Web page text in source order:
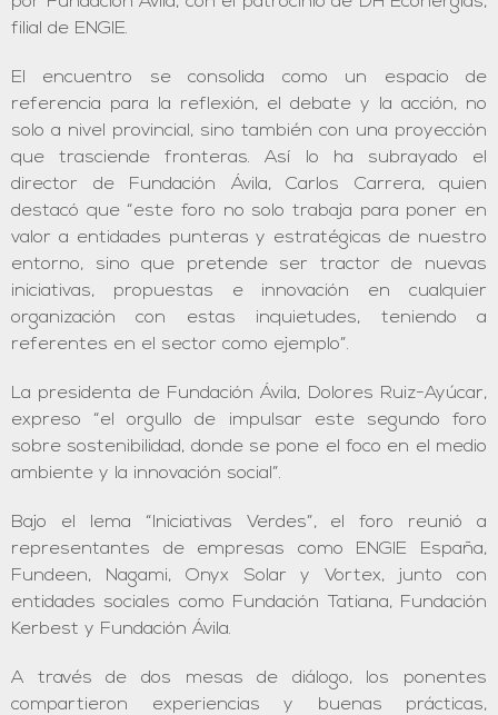
filial de ENGIE.
El encuentro se consolida como un espacio de
referencia para la reflexión, el debate y la acción, no
solo a nivel provincial, sino también con una proyección
que trasciende fronteras. Así lo ha subrayado el
director de Fundación Ávila, Carlos Carrera, quien
destacó que “este foro no solo trabaja para poner en
valor a entidades punteras y estratégicas de nuestro
entorno, sino que pretende ser tractor de nuevas
iniciativas, propuestas e innovación en cualquier
organización con estas inquietudes, teniendo a
referentes en el sector como ejemplo”.
La presidenta de Fundación Ávila, Dolores Ruiz-Ayúcar,
expreso “el orgullo de impulsar este segundo foro
sobre sostenibilidad, donde se pone el foco en el medio
ambiente y la innovación social”.
Bajo el lema “Iniciativas Verdes”, el foro reunió a
representantes de empresas como ENGIE España,
Fundeen, Nagami, Onyx Solar y Vortex, junto con
entidades sociales como Fundación Tatiana, Fundación
Kerbest y Fundación Ávila.
A través de dos mesas de diálogo, los ponentes
compartieron experiencias y buenas prácticas,